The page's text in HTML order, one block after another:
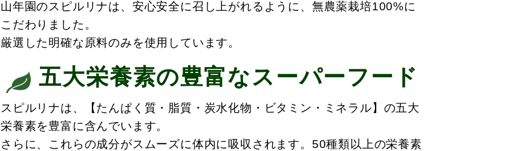
山年園のスピルリナは、安心安全に召し上がれるように、無農薬栽培100%に
こだわりました。
厳選した明確な原料のみを使用しています。
五大栄養素の豊富なスーパーフード
スピルリナは、【たんぱく質・脂質・炭水化物・ビタミン・ミネラル】の五大
栄養素を豊富に含んでいます。
さらに、これらの成分がスムーズに体内に吸収されます。50種類以上の栄養素